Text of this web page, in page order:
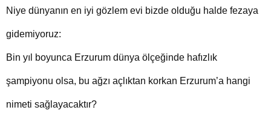
Niye dünyanın en iyi gözlem evi bizde olduğu halde fezaya
gidemiyoruz:
Bin yıl boyunca Erzurum dünya ölçeğinde hafızlık
şampiyonu olsa, bu ağzı açlıktan korkan Erzurum’a hangi
nimeti sağlayacaktır?